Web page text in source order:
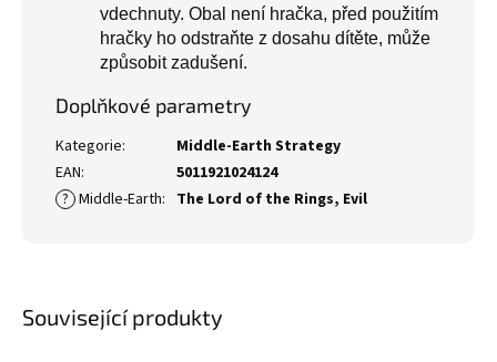
Související produkty
vdechnuty. Obal není hračka, před použitím
hračky ho odstraňte z dosahu dítěte, může
způsobit zadušení.
Doplňkové parametry
Kategorie:
Middle-Earth Strategy
EAN:
5011921024124
? Middle-Earth: The Lord of the Rings, Evil